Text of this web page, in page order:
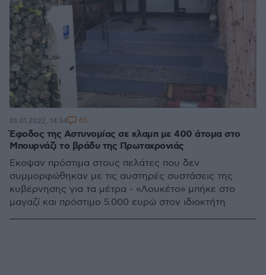
Έφοδος της Αστυνομίας σε κλαμπ με 400 άτομα στο
Μπουρνάζι το βράδυ της Πρωτοχρονιάς
Έκοψαν πρόστιμα στους πελάτες που δεν
συμμορφώθηκαν με τις αυστηρές συστάσεις της
κυβέρνησης για τα μέτρα - «Λουκέτο» μπήκε στο
μαγαζί και πρόστιμο 5.000 ευρώ στον ιδιοκτήτη
01.01.2022, 14:34 65